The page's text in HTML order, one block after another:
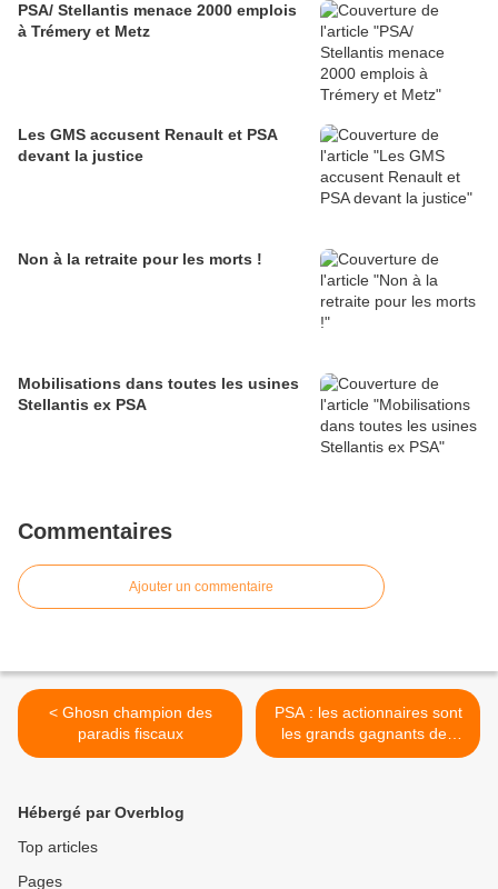
PSA/ Stellantis menace 2000 emplois
à Trémery et Metz
Les GMS accusent Renault et PSA
devant la justice
Non à la retraite pour les morts !
Mobilisations dans toutes les usines
Stellantis ex PSA
Commentaires
Ajouter un commentaire
< Ghosn champion des
paradis fiscaux
PSA : les actionnaires sont
les grands gagnants des
bénéfices annoncés ! >
Hébergé par Overblog
Top articles
Pages